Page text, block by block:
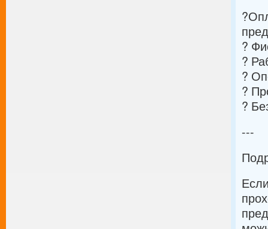
?
?
?
?
?
---